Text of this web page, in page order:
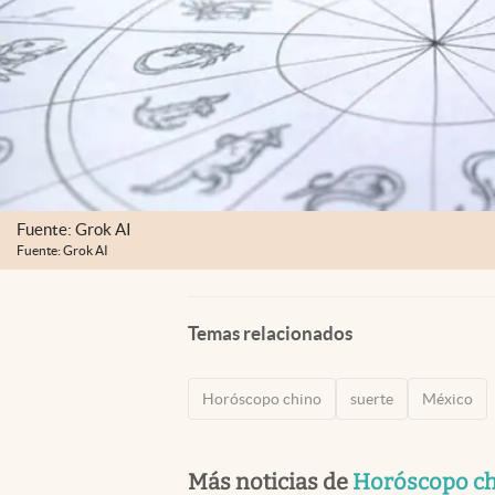
Fuente: Grok AI
Fuente: Grok AI
Temas relacionados
Horóscopo chino suerte México
Más noticias de Horóscopo